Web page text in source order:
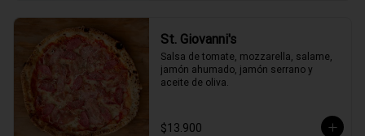
St. Giovanni's
Salsa de tomate, mozzarella, salame,
jamón ahumado, jamón serrano y
aceite de oliva.
$13.900